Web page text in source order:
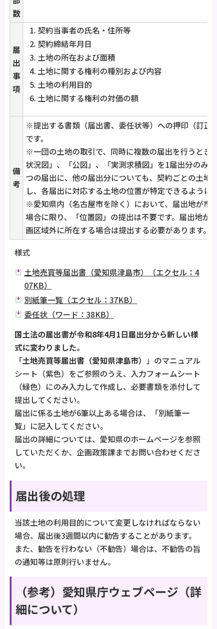
数
届
出
事
項
契約当事者の氏名・住所等
契約締結年月日
土地の所在および面積
土地に関する権利の種別および内容
土地の利用目的
土地に関する権利の対価の額
備
考
※提出する書類（届出書、委任状等）への押印（訂正
です。
※一団の土地の取引で、同時に複数の届出を行うとき
状況図」、「公図」、「実測求積図」を1届出分のみ
つの届出に、他の届出分についても、契約ごとの土地
し、各届出に対応する土地の位置が特定できるように
※愛知県内（名古屋市を除く）において、届出地が市
場合に限り、「位置図」の提出は不要です。届出地が
画区域外に所在する場合は提出する必要があります。
様式
土地売買等届出書（愛知県津島市）（エクセル：4
07KB）
別紙筆一覧（エクセル：37KB）
委任状（ワード：38KB）
国土法の届出書が令和8年4月1日届出分から新しい様
式に変わりました。
「土地売買等届出書（愛知県津島市） 」のマニュアル
シート（紫色）をご参照のうえ、入力フォームシート
（緑色）にのみ入力して作成し、必要書類を添付して
提出してください。
届出に係る土地が6筆以上ある場合は、「別紙筆一
覧」に記入してください。
届出の詳細については、愛知県のホームページを参照
していただくか、企画政策課までお問い合わせくださ
い。
届出後の処理
当該土地の利用目的について変更しなければならない
場合、届出後3週間以内に勧告することがあります。
また、勧告を行わない（不勧告）場合は、不勧告の旨
の通知等は原則行いません。
（参考）愛知県庁ウェブページ（詳
細について）